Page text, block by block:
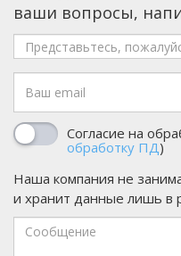
ваши вопросы,
Имя
Согласие на
обработку ПД)
Наша компания не
и хранит данные лишь в
Сообщение